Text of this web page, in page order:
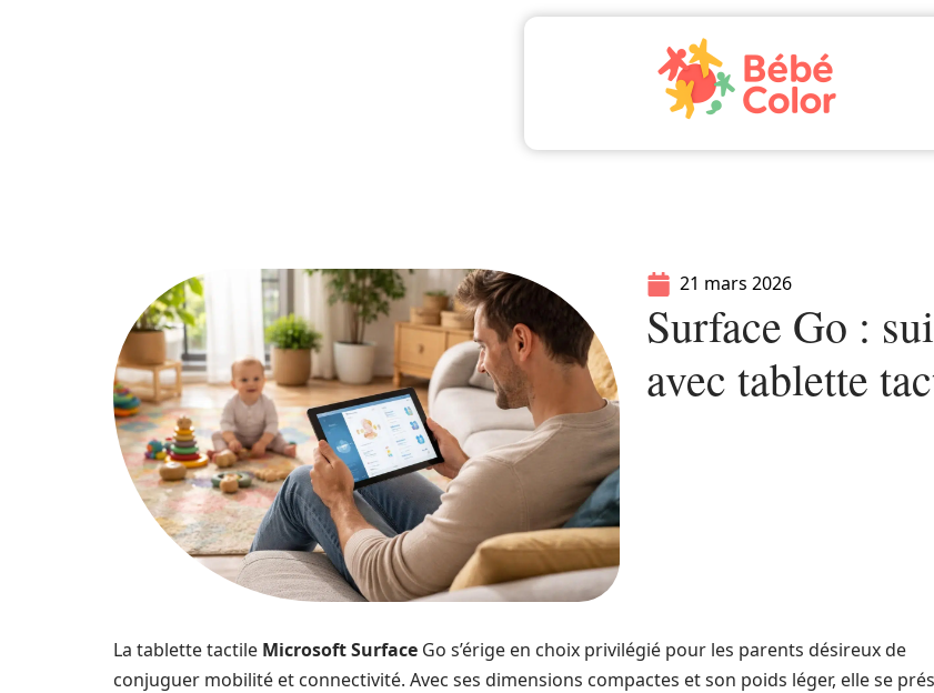
21 mars 2026
Surface Go :
avec tablette
La tablette tactile Microsoft Surface Go s’érige en choix privilégié pour les parents désireux de
conjuguer mobilité et connectivité. Avec ses dimensions compactes et son poids léger, elle se